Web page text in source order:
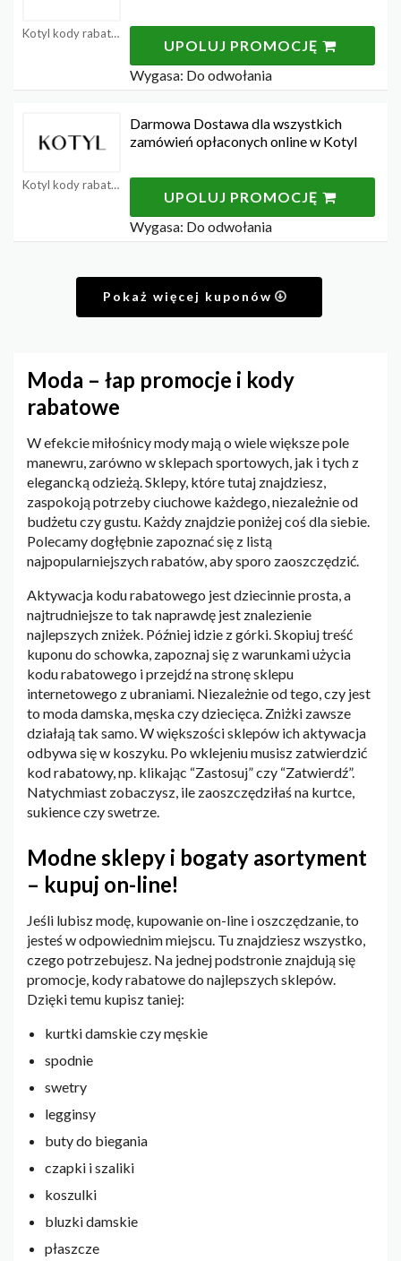
Kotyl kody rabatowe
UPOLUJ PROMOCJĘ
Wygasa: Do odwołania
Kotyl kody rabatowe
Darmowa Dostawa dla wszystkich
zamówień opłaconych online w Kotyl
UPOLUJ PROMOCJĘ
Wygasa: Do odwołania
Pokaż więcej kuponów
Moda – łap promocje i kody
rabatowe
W efekcie miłośnicy mody mają o wiele większe pole
manewru, zarówno w sklepach sportowych, jak i tych z
elegancką odzieżą. Sklepy, które tutaj znajdziesz,
zaspokoją potrzeby ciuchowe każdego, niezależnie od
budżetu czy gustu. Każdy znajdzie poniżej coś dla siebie.
Polecamy dogłębnie zapoznać się z listą
najpopularniejszych rabatów, aby sporo zaoszczędzić.
Aktywacja kodu rabatowego jest dziecinnie prosta, a
najtrudniejsze to tak naprawdę jest znalezienie
najlepszych zniżek. Później idzie z górki. Skopiuj treść
kuponu do schowka, zapoznaj się z warunkami użycia
kodu rabatowego i przejdź na stronę sklepu
internetowego z ubraniami. Niezależnie od tego, czy jest
to moda damska, męska czy dziecięca. Zniżki zawsze
działają tak samo. W większości sklepów ich aktywacja
odbywa się w koszyku. Po wklejeniu musisz zatwierdzić
kod rabatowy, np. klikając “Zastosuj” czy “Zatwierdź”.
Natychmiast zobaczysz, ile zaoszczędziłaś na kurtce,
sukience czy swetrze.
Modne sklepy i bogaty asortyment
– kupuj on-line!
Jeśli lubisz modę, kupowanie on-line i oszczędzanie, to
jesteś w odpowiednim miejscu. Tu znajdziesz wszystko,
czego potrzebujesz. Na jednej podstronie znajdują się
promocje, kody rabatowe do najlepszych sklepów.
Dzięki temu kupisz taniej:
kurtki damskie czy męskie
spodnie
swetry
legginsy
buty do biegania
czapki i szaliki
koszulki
bluzki damskie
płaszcze